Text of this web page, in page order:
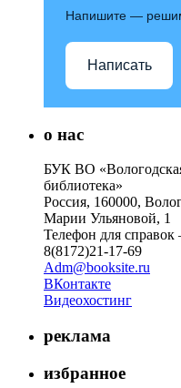
Напишите —
Написать
о нас
БУК ВО
библиотека»
Россия, 160000,
Марии Ульяновой, 1
Телефон для справок
8(8172)21-17-69
Adm@booksite.ru
ВКонтакте
Видеохостинг
реклама
избранное